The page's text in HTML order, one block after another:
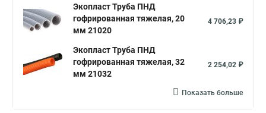
Экопласт Труба ПНД
гофрированная тяжелая, 20
мм 21020
4 706,23 ₽
Экопласт Труба ПНД
гофрированная тяжелая, 32
мм 21032
2 254,02 ₽
Показать больше